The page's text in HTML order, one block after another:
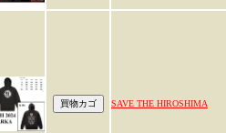
SAVE THE HIROSHIMA